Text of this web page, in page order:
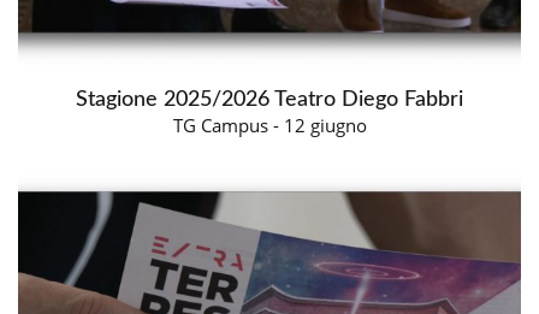
Stagione 2025/2026 Teatro Diego Fabbri
TG Campus - 12 giugno